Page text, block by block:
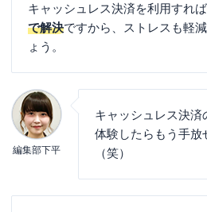
キャッシュレス決済を利用すれば
で解決ですから、ストレスも軽
ょう。
編集部下平
キャッシュレス決
体験したらもう手放
（笑）